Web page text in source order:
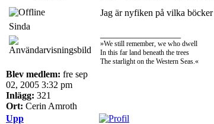
Sinda
Blev medlem: fre sep
02, 2005 3:32 pm
Inlägg: 321
Ort: Cerin Amroth
Jag är nyfiken på vilka
»We still remember, we who dwell
In this far land beneath the trees
The starlight on the Western Seas.«
Upp